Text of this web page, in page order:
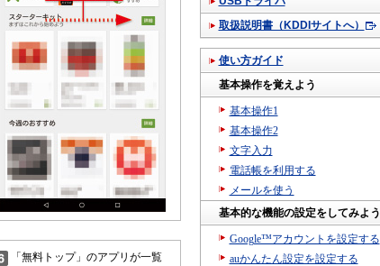
「無料トップ」のアプリが一覧
取扱説明書（KDDIサイトへ）
使い方ガイド
基本操作を覚えよう
基本操作1
基本操作2
文字入力
電話帳を利用する
メールを使う
基本的な機能の設定をしてみよう
Google™アカウントを設定する
auかんたん設定を設定する